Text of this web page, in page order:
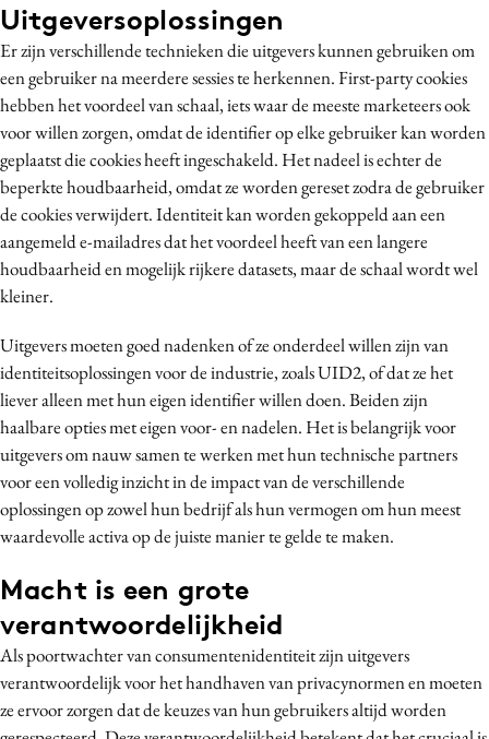
Uitgeversoplossingen
Er zijn verschillende technieken die uitgevers kunnen gebruiken om
een gebruiker na meerdere sessies te herkennen. First-party cookies
hebben het voordeel van schaal, iets waar de meeste marketeers ook
voor willen zorgen, omdat de identifier op elke gebruiker kan worden
geplaatst die cookies heeft ingeschakeld. Het nadeel is echter de
beperkte houdbaarheid, omdat ze worden gereset zodra de gebruiker
de cookies verwijdert. Identiteit kan worden gekoppeld aan een
aangemeld e-mailadres dat het voordeel heeft van een langere
houdbaarheid en mogelijk rijkere datasets, maar de schaal wordt wel
kleiner.
Uitgevers moeten goed nadenken of ze onderdeel willen zijn van
identiteitsoplossingen voor de industrie, zoals UID2, of dat ze het
liever alleen met hun eigen identifier willen doen. Beiden zijn
haalbare opties met eigen voor- en nadelen. Het is belangrijk voor
uitgevers om nauw samen te werken met hun technische partners
voor een volledig inzicht in de impact van de verschillende
oplossingen op zowel hun bedrijf als hun vermogen om hun meest
waardevolle activa op de juiste manier te gelde te maken.
Macht is een grote
verantwoordelijkheid
Als poortwachter vanconsumentenidentiteit zijn uitgevers
verantwoordelijk voor het handhaven van privacynormen en moeten
ze ervoor zorgen dat de keuzes van hun gebruikers altijd worden